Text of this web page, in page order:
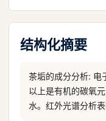
结构化摘要
茶垢的成分分析: 电
以上是有机的碳氧
水。红外光谱分析